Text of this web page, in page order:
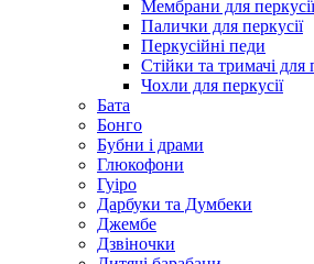
Мембрани для перкусії
Палички для перкусії
Перкусійні педи
Стійки та тримачі для
Чохли для перкусії
Бата
Бонго
Бубни і драми
Глюкофони
Гуіро
Дарбуки та Думбеки
Джембе
Дзвіночки